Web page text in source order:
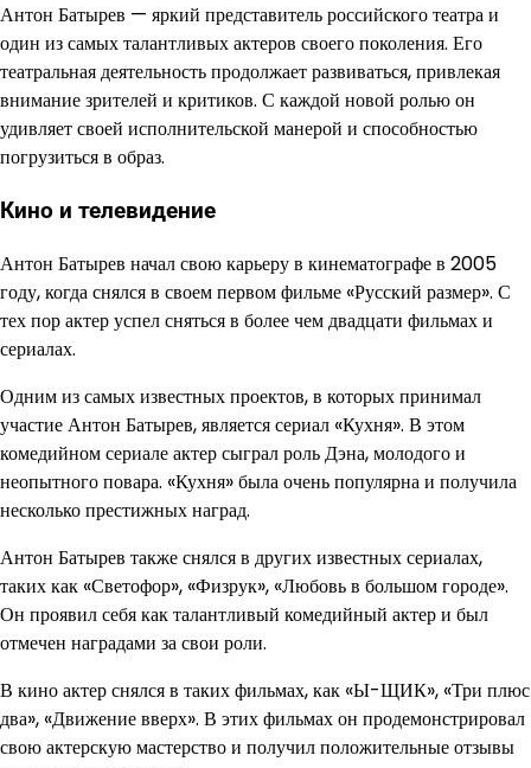
Антон Батырев — яркий представитель российского театра и
один из самых талантливых актеров своего поколения. Его
театральная деятельность продолжает развиваться, привлекая
внимание зрителей и критиков. С каждой новой ролью он
удивляет своей исполнительской манерой и способностью
погрузиться в образ.
Кино и телевидение
Антон Батырев начал свою карьеру в кинематографе в 2005
году, когда снялся в своем первом фильме «Русский размер». С
тех пор актер успел сняться в более чем двадцати фильмах и
сериалах.
Одним из самых известных проектов, в которых принимал
участие Антон Батырев, является сериал «Кухня». В этом
комедийном сериале актер сыграл роль Дэна, молодого и
неопытного повара. «Кухня» была очень популярна и получила
несколько престижных наград.
Антон Батырев также снялся в других известных сериалах,
таких как «Светофор», «Физрук», «Любовь в большом городе».
Он проявил себя как талантливый комедийный актер и был
отмечен наградами за свои роли.
В кино актер снялся в таких фильмах, как «Ы-ЩИК», «Три плюс
два», «Движение вверх». В этих фильмах он продемонстрировал
свою актерскую мастерство и получил положительные отзывы